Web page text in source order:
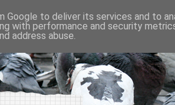
Google to deliver its services and to
with performance and security
address abuse.